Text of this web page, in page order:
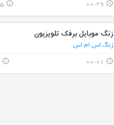
query_builder
00:29
info_outline
زنگ موبایل برفک تلویزیون
زنگ اس ام اس
query_builder
00:01
info_outline